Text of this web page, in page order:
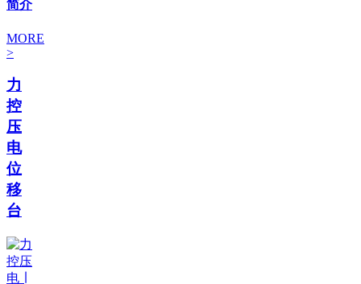
简介
MORE
>
力
控
压
电
位
移
台